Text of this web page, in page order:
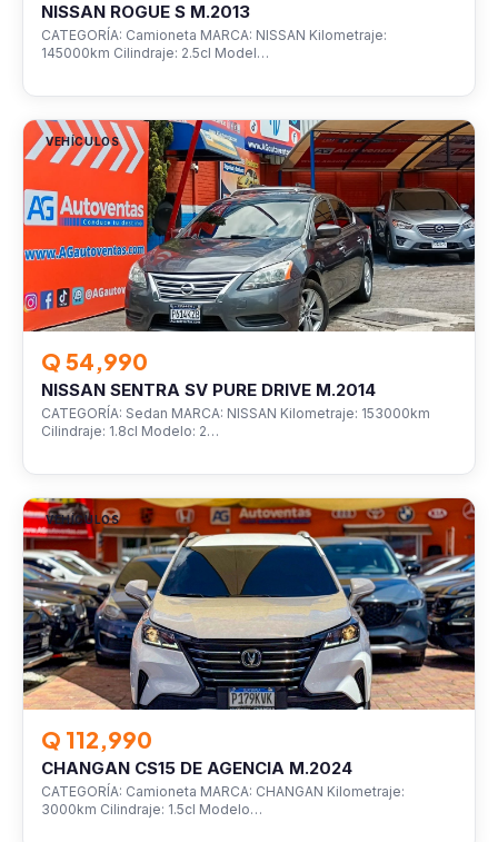
NISSAN ROGUE S M.2013
CATEGORÍA: Camioneta MARCA: NISSAN Kilometraje:
145000km Cilindraje: 2.5cl Model…
VEHÍCULOS
Q 54,990
NISSAN SENTRA SV PURE DRIVE M.2014
CATEGORÍA: Sedan MARCA: NISSAN Kilometraje: 153000km
Cilindraje: 1.8cl Modelo: 2…
VEHÍCULOS
Q 112,990
CHANGAN CS15 DE AGENCIA M.2024
CATEGORÍA: Camioneta MARCA: CHANGAN Kilometraje:
3000km Cilindraje: 1.5cl Modelo…